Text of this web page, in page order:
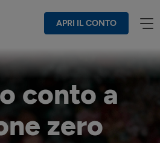
APRI IL CONTO
conto a
zero